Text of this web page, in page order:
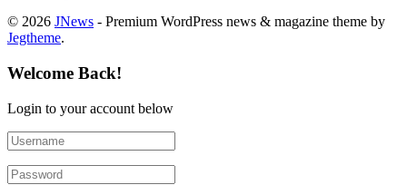
© 2026 JNews - Premium WordPress news & magazine theme by
Jegtheme.
Welcome Back!
Login to your account below